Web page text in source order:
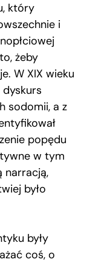
który
i
żeby
W XIX wieku
sodomii, a z
popędu
w tym
narracją,
było
były
coś, o